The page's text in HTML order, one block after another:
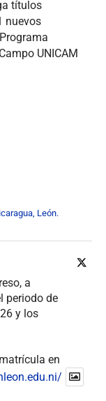
títulos
nuevos
UNICAM
León.
a
periodo de
y los
en